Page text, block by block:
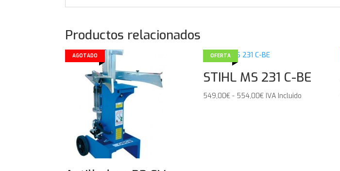
Productos relacionados
AGOTADO OFERTA
STIHL MS 231 C-BE
549,00€ - 554,00€Rango
IVA Incluido